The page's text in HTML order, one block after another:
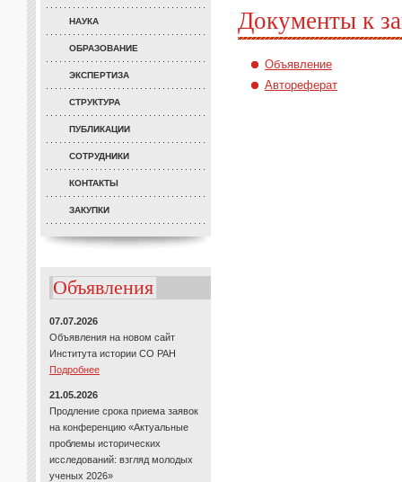
НАУКА
ОБРАЗОВАНИЕ
ЭКСПЕРТИЗА
СТРУКТУРА
ПУБЛИКАЦИИ
СОТРУДНИКИ
КОНТАКТЫ
ЗАКУПКИ
Объявления
07.07.2026
Объявления на новом сайт
Института истории СО РАН
Подробнее
21.05.2026
Продление срока приема заявок
на конференцию «Актуальные
проблемы исторических
исследований: взгляд молодых
ученых 2026»
Документы к
Объявление
Автореферат